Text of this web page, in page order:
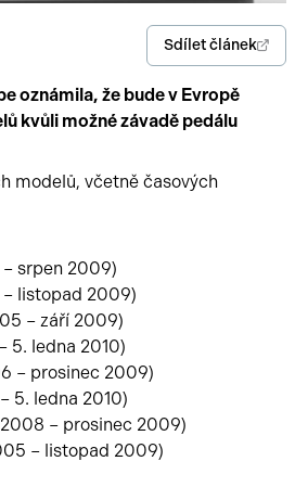
Pracovní stroje
Náhradní díly
Příslušenství
Auto a život
Videa
Sdílet článek
oznámila, že bude v Evropě
kvůli možné závadě pedálu
modelů, včetně časových
srpen 2009)
listopad 2009)
– září 2009)
5. ledna 2010)
– prosinec 2009)
5. ledna 2010)
– prosinec 2009)
– listopad 2009)